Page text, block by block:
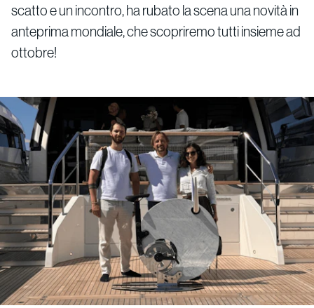
scatto e un incontro, ha rubato la scena una novità in
anteprima mondiale, che scopriremo tutti insieme ad
ottobre!